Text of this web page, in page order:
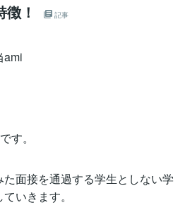
！
記事
ami
す。
面接を通過する学生としない学
いきます。